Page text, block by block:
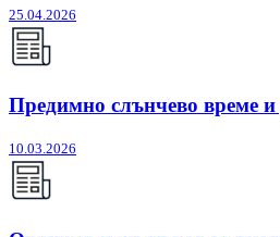
25.04.2026
Предимно слънчево време и
10.03.2026